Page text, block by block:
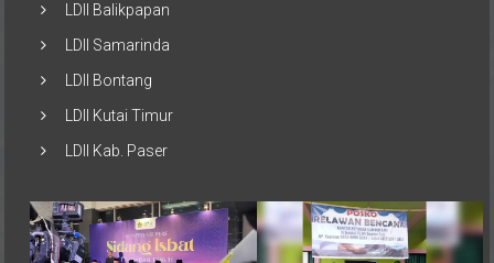
LDII Samarinda
LDII Kutai Timur